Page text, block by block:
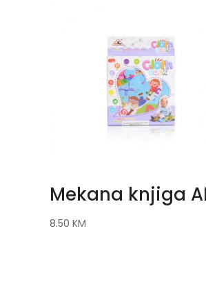
Mekana knjiga
8.50 KM